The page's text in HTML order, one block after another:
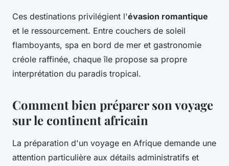
Ces destinations privilégient l'évasion romantique
et le ressourcement. Entre couchers de soleil
flamboyants, spa en bord de mer et gastronomie
créole raffinée, chaque île propose sa propre
interprétation du paradis tropical.
Comment bien préparer son voyage
sur le continent africain
La préparation d'un voyage en Afrique demande une
attention particulière aux détails administratifs et